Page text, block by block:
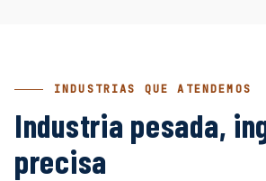
INDUSTRIAS QUE ATENDEMOS
Industria pesada,
precisa